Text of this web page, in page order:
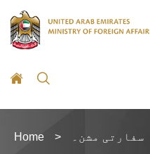
Home > سفارتی مشن۔